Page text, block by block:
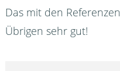
Das mit den
Übrigen sehr gut!